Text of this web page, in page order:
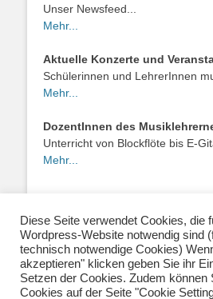
Unser Newsfeed...
Mehr...
Aktuelle Konzerte und
Schülerinnen und LehrerInnen
Mehr...
DozentInnen des
Unterricht von Blockflöte bis E-
Mehr...
Über uns|Impressum|
Kontakt|Newsletter| E-Mail:
info@musiklehrernetzwerk.de
Social Media:Mastodon|
Diese Seite verwendet Cookies, die
Wordpress-Website notwendig sind
technisch notwendige Cookies)
akzeptieren" klicken geben Sie ihr
Setzen der Cookies. Zudem können
Cookies auf der Seite "Cookie